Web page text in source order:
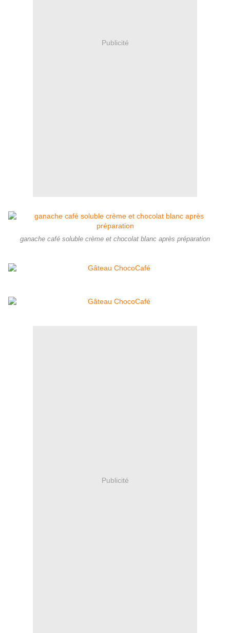
Publicité
ganache café soluble crème et chocolat blanc après préparation
Publicité